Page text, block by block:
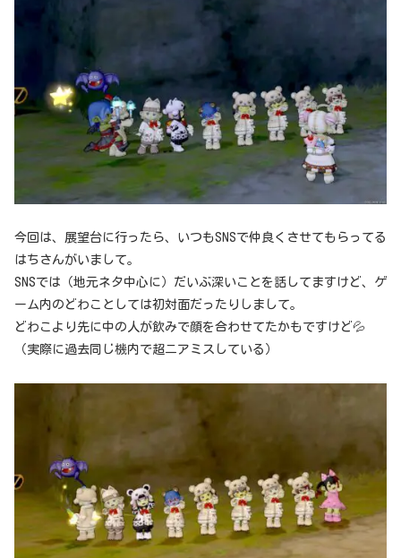
今回は、展望台に行ったら、いつもSNSで仲良くさせてもらってる
はちさんがいまして。
SNSでは（地元ネタ中心に）だいぶ深いことを話してますけど、ゲ
ーム内のどわことしては初対面だったりしまして。
どわこより先に中の人が飲みで顔を合わせてたかもですけど💦
（実際に過去同じ機内で超ニアミスしている）